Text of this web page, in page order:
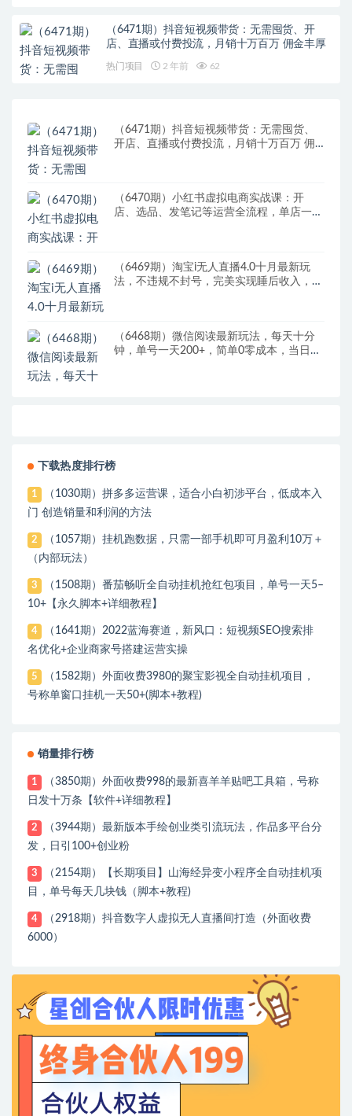
（6471期）抖音短视频带货：无需囤货、开
店、直播或付费投流，月销十万百万 佣金丰厚
热门项目 2 年前 62
（6471期）抖音短视频带货：无需囤货、
开店、直播或付费投流，月销十万百万 佣
（6470期）小红书虚拟电商实战课：开
店、选品、发笔记等运营全流程，单店一天
（6469期）淘宝i无人直播4.0十月最新玩
法，不违规不封号，完美实现睡后收入，日
（6468期）微信阅读最新玩法，每天十分
钟，单号一天200+，简单0零成本，当日提
下载热度排行榜
1
（1030期）拼多多运营课，适合小白初涉平台，低成本入
门 创造销量和利润的方法
2
（1057期）挂机跑数据，只需一部手机即可月盈利10万＋
（内部玩法）
3
（1508期）番茄畅听全自动挂机抢红包项目，单号一天5–
10+【永久脚本+详细教程】
4
（1641期）2022蓝海赛道，新风口：短视频SEO搜索排
名优化+企业商家号搭建运营实操
5
（1582期）外面收费3980的聚宝影视全自动挂机项目，
号称单窗口挂机一天50+(脚本+教程)
销量排行榜
1
（3850期）外面收费998的最新喜羊羊贴吧工具箱，号称
日发十万条【软件+详细教程】
2
（3944期）最新版本手绘创业类引流玩法，作品多平台分
发，日引100+创业粉
3
（2154期）【长期项目】山海经异变小程序全自动挂机项
目，单号每天几块钱（脚本+教程)
4
（2918期）抖音数字人虚拟无人直播间打造（外面收费
6000）